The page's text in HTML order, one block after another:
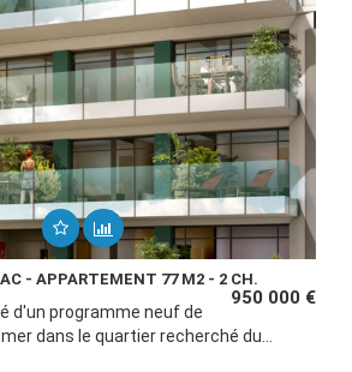
- APPARTEMENT 77 M2 - 2 CH.
950 000 €
d'un programme neuf de
dans le quartier recherché du...